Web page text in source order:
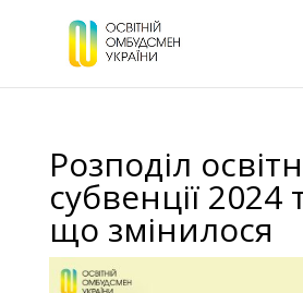
Розподіл
субвенції 2024
що змінилося